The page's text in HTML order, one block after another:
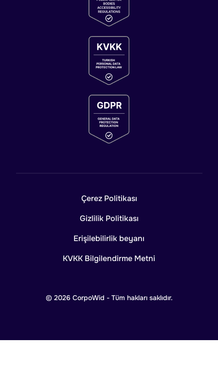
© 2026 CorpoWid - Tüm hakları saklıdır.
Çerez Politikası
Gizlilik Politikası
Erişilebilirlik beyanı
KVKK Bilgilendirme Metni